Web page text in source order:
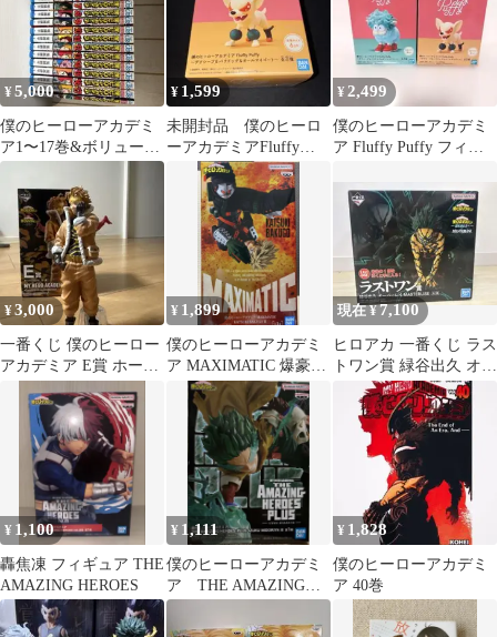
¥5,000
僕のヒーローアカデミ
ア1〜17巻&ボリューム
¥ 1,599
未開封品 僕のヒーロ
ーアカデミアFluffy
Puffy バクドックBフィ
ギュア
¥2,499
僕のヒーローアカデミ
ア Fluffy Puffy フィギ
¥3,000
一番くじ 僕のヒーロー
アカデミア E賞 ホーク
¥ 1,899
僕のヒーローアカデミ
ア MAXIMATIC 爆豪勝
己 III
現在 ¥7,100
ヒロアカ 一番くじ ラス
トワン賞 緑谷出久 オー
バーレイ フィギュア
¥ 1,100
轟焦凍 フィギュア THE
AMAZING HEROES
¥ 1,111
僕のヒーローアカデミ
ア THE AMAZING
HEROES PLUS 緑谷出
久
¥ 1,828
僕のヒーローアカデミ
ア 40巻